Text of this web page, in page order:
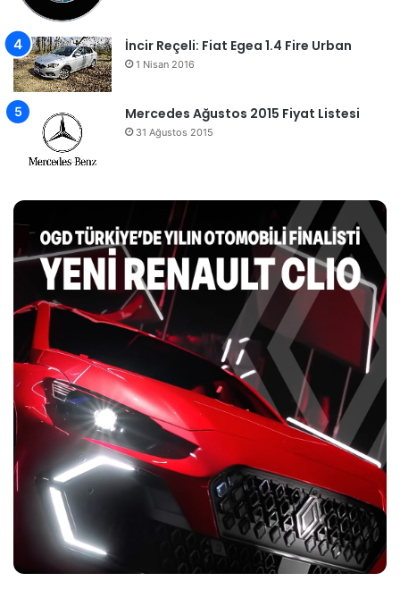
İncir Reçeli: Fiat Egea 1.4 Fire Urban
1 Nisan 2016
Mercedes Ağustos 2015 Fiyat Listesi
31 Ağustos 2015